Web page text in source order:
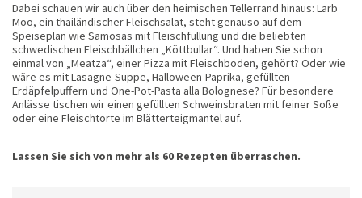
Dabei schauen wir auch über den heimischen Tellerrand hinaus: Larb
Moo, ein thailändischer Fleischsalat, steht genauso auf dem
Speiseplan wie Samosas mit Fleischfüllung und die beliebten
schwedischen Fleischbällchen „Köttbullar“. Und haben Sie schon
einmal von „Meatza“, einer Pizza mit Fleischboden, gehört? Oder wie
wäre es mit Lasagne-Suppe, Halloween-Paprika, gefüllten
Erdäpfelpuffern und One-Pot-Pasta alla Bolognese? Für besondere
Anlässe tischen wir einen gefüllten Schweinsbraten mit feiner Soße
oder eine Fleischtorte im Blätterteigmantel auf.
Lassen Sie sich von mehr als 60 Rezepten überraschen.